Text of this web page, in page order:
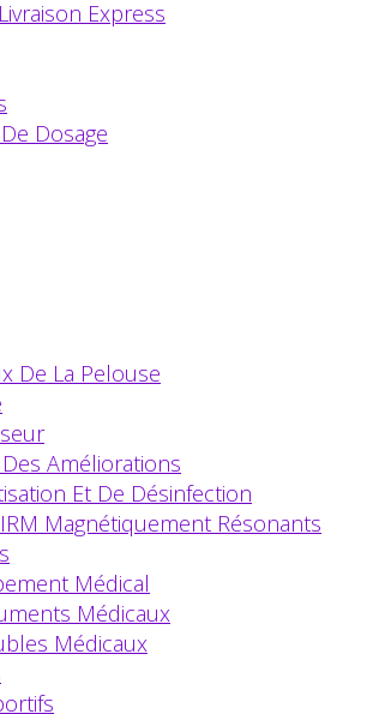
Express
Dosage
De La Pelouse
Améliorations
Et De Désinfection
Magnétiquement Résonants
Médical
Médicaux
Médicaux